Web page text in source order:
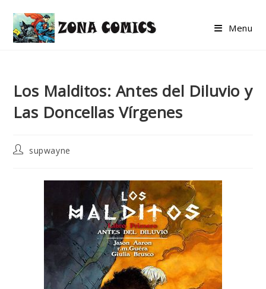
content
Menu
Los Malditos: Antes del Diluvio y
Las Doncellas Vírgenes
Postsupwayne